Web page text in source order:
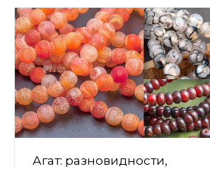
Агат: разновидности,